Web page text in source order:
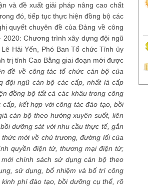
và đề xuất giải pháp nâng cao chất
đó, tiếp tục thực hiện đồng bộ các
quyết chuyên đề của Đảng về công
Chương trình xây dựng đội ngũ
Hải Yến, Phó Ban Tổ chức Tỉnh ủy
trị tỉnh Cao Bằng giai đoạn mới được
đề về công tác tổ chức cán bộ của
đội ngũ cán bộ các cấp, nhất là cấp
đồng bộ tất cả các khâu trong công
kết hợp với công tác đào tạo, bồi
cán bộ theo hướng xuyên suốt, liên
dưỡng sát với nhu cầu thực tế, gắn
mới về chủ trương, đường lối của
quyền điện tử, thương mại điện tử;
chính sách sử dụng cán bộ theo
sử dụng, bổ nhiệm và bố trí công
phí đào tạo, bồi dưỡng cụ thể, rõ